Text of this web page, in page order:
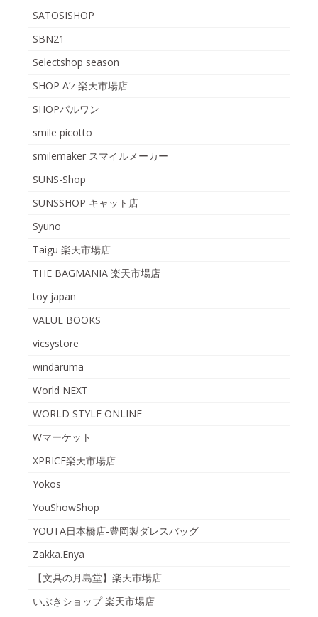
SATOSISHOP
SBN21
Selectshop season
SHOP A’z 楽天市場店
SHOPパルワン
smile picotto
smilemaker スマイルメーカー
SUNS-Shop
SUNSSHOP キャット店
Syuno
Taigu 楽天市場店
THE BAGMANIA 楽天市場店
toy japan
VALUE BOOKS
vicsystore
windaruma
World NEXT
WORLD STYLE ONLINE
Wマーケット
XPRICE楽天市場店
Yokos
YouShowShop
YOUTA日本橋店-豊岡製ダレスバッグ
Zakka.Enya
【文具の月島堂】楽天市場店
いぶきショップ 楽天市場店